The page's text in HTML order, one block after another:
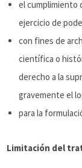
el cumplimiento
ejercicio de
con fines de
científica o
derecho a la
gravemente el
para la
Limitación del